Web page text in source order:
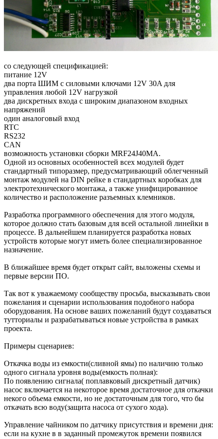
со следующей спецификацией:
питание 12V
два порта ШИМ с силовыми ключами 12V 30A для
управления любой 12V нагрузкой
два дискретных входа с широким диапазоном входных
напряжений
один аналоговый вход
RTC
RS232
CAN
возможность установки сборки MRF24J40MA.
Одной из основных особенностей всех модулей будет
стандартный типоразмер, предусматривающий облегченный
монтаж модулей на DIN рейке в стандартных коробках для
электротехнического монтажа, а также унифицированное
количество и расположение разъемных клемников.
Разработка программного обеспечения для этого модуля,
которое должно стать базовым для всей остальной линейки в
процессе. В дальнейшем планируется разработка новых
устройств которые могут иметь более специализированное
назначение.
В ближайшее время будет открыт сайт, выложены схемы и
первые версии ПО.
Так вот к уважаемому сообществу просьба, высказывать свои
пожелания и сценарии использования подобного набора
оборудования. На основе ваших пожеланий будут создаваться
тутториалы и разрабатываться новые устройства в рамках
проекта.
Примеры сценариев:
Откачка воды из емкости(сливной ямы) по наличию только
одного сигнала уровня воды(емкость полная):
По появлению сигнала( поплавковый дискретный датчик)
насос включается на некоторое время достаточное для откачки
некого объема емкости, но не достаточным для того, что бы
откачать всю воду(защита насоса от сухого хода).
Управление чайником по датчику присутствия и времени дня:
если на кухне в в заданный промежуток времени появился